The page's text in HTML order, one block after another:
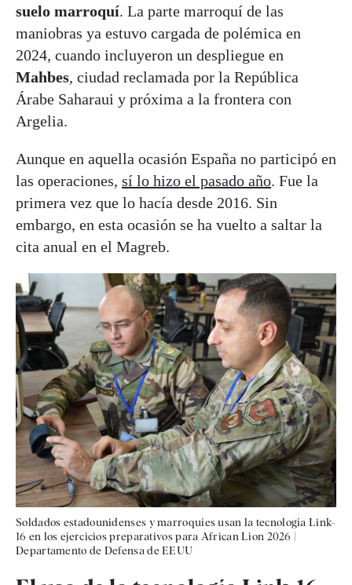
suelo marroquí. La parte marroquí de las
maniobras ya estuvo cargada de polémica en
2024, cuando incluyeron un despliegue en
Mahbes, ciudad reclamada por la República
Árabe Saharaui y próxima a la frontera con
Argelia.
Aunque en aquella ocasión España no participó en
las operaciones, sí lo hizo el pasado año. Fue la
primera vez que lo hacía desde 2016. Sin
embargo, en esta ocasión se ha vuelto a saltar la
cita anual en el Magreb.
Soldados estadounidenses y marroquíes usan la tecnología Link-
16 en los ejercicios preparativos para African Lion 2026
Departamento de Defensa de EEUU